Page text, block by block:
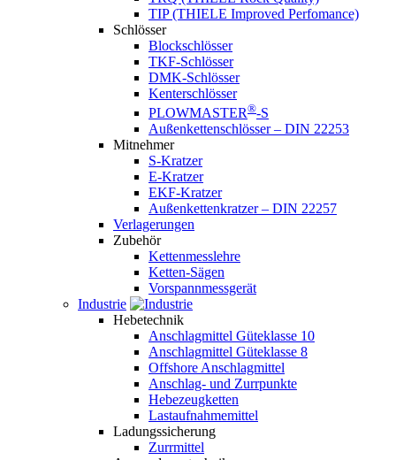
TIP (THIELE Improved Perfomance)
Schlösser
Blockschlösser
TKF-Schlösser
DMK-Schlösser
Kenterschlösser
PLOWMASTER®-S
Außenkettenschlösser – DIN 22253
Mitnehmer
S-Kratzer
E-Kratzer
EKF-Kratzer
Außenkettenkratzer – DIN 22257
Verlagerungen
Zubehör
Kettenmesslehre
Ketten-Sägen
Vorspannmessgerät
Industrie
Hebetechnik
Anschlagmittel Güteklasse 10
Anschlagmittel Güteklasse 8
Offshore Anschlagmittel
Anschlag- und Zurrpunkte
Hebezeugketten
Lastaufnahmemittel
Ladungssicherung
Zurrmittel